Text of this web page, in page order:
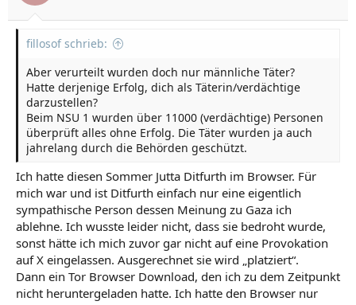
fillosof schrieb:
Aber verurteilt wurden doch nur männliche Täter?
Hatte derjenige Erfolg, dich als Täterin/verdächtige
darzustellen?
Beim NSU 1 wurden über 11000 (verdächtige) Personen
überprüft alles ohne Erfolg. Die Täter wurden ja auch
jahrelang durch die Behörden geschützt.
Ich hatte diesen Sommer Jutta Ditfurth im Browser. Für
mich war und ist Ditfurth einfach nur eine eigentlich
sympathische Person dessen Meinung zu Gaza ich
ablehne. Ich wusste leider nicht, dass sie bedroht wurde,
sonst hätte ich mich zuvor gar nicht auf eine Provokation
auf X eingelassen. Ausgerechnet sie wird „platziert“.
Dann ein Tor Browser Download, den ich zu dem Zeitpunkt
nicht heruntergeladen hatte. Ich hatte den Browser nur